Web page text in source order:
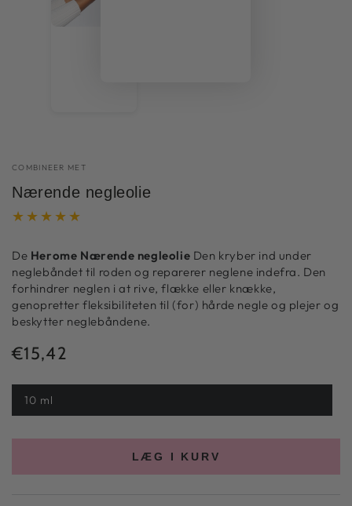
COMBINEER MET
Nærende negleolie
De Herome Nærende negleolie Den kryber ind under
neglebåndet til roden og reparerer neglene indefra. Den
forhindrer neglen i at rive, flække eller knække,
genopretter fleksibiliteten til (for) hårde negle og plejer og
beskytter neglebåndene.
Normal
€15,42
10 ml
LÆG I KURV